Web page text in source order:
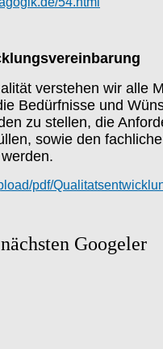
verstehen wir alle
Bedürfnisse und
zu stellen, die
sowie den
pdf/
Googeler